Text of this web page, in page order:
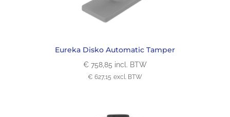
Eureka Disko Automatic Tamper
€758,85 incl. BTW
€ 627,15 excl. BTW